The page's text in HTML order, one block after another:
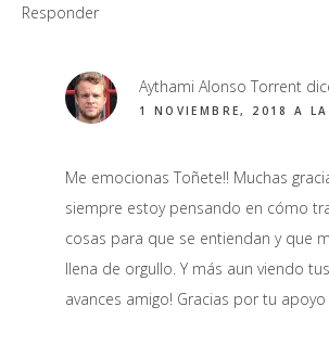
Responder
Aythami Alonso Torrent
1 NOVIEMBRE, 2018 A
Me emocionas Toñete!! Muchas
siempre estoy pensando en cómo
cosas para que se entiendan y que
llena de orgullo. Y más aun viendo
avances amigo! Gracias por tu